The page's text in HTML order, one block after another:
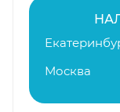
Москва